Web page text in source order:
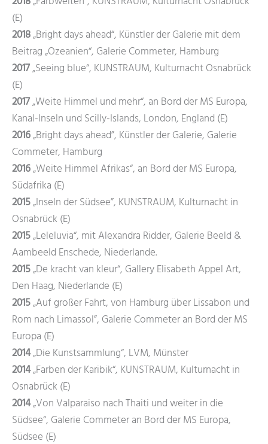
(E)
2018„Bright days ahead“, Künstler der Galerie mit dem
Beitrag „Ozeanien“, Galerie Commeter, Hamburg
2017„Seeing blue“, KUNSTRAUM, Kulturnacht Osnabrück
(E)
2017„Weite Himmel und mehr“, an Bord der MS Europa,
Kanal-Inseln und Scilly-Islands, London, England (E)
2016„Bright days ahead”, Künstler der Galerie, Galerie
Commeter, Hamburg
2016„Weite Himmel Afrikas“, an Bord der MS Europa,
Südafrika (E)
2015„Inseln der Südsee”, KUNSTRAUM, Kulturnacht in
Osnabrück (E)
2015„Leleluvia“, mit Alexandra Ridder, Galerie Beeld &
Aambeeld Enschede, Niederlande.
2015„De kracht van kleur“, Gallery Elisabeth Appel Art,
Den Haag, Niederlande (E)
2015„Auf großer Fahrt, von Hamburg über Lissabon und
Rom nach Limassol”, Galerie Commeter an Bord der MS
Europa (E)
2014„Die Kunstsammlung“, LVM, Münster
2014„Farben der Karibik“, KUNSTRAUM, Kulturnacht in
Osnabrück (E)
2014„Von Valparaiso nach Thaiti und weiter in die
Südsee“, Galerie Commeter an Bord der MS Europa,
Südsee (E)